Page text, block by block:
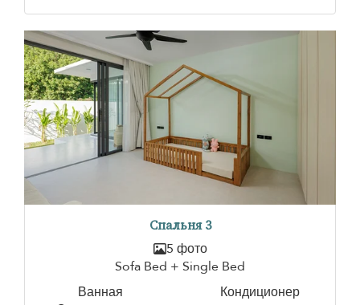
Спальня 3
5 фото
Sofa Bed + Single Bed
Ванная
Кондиционер